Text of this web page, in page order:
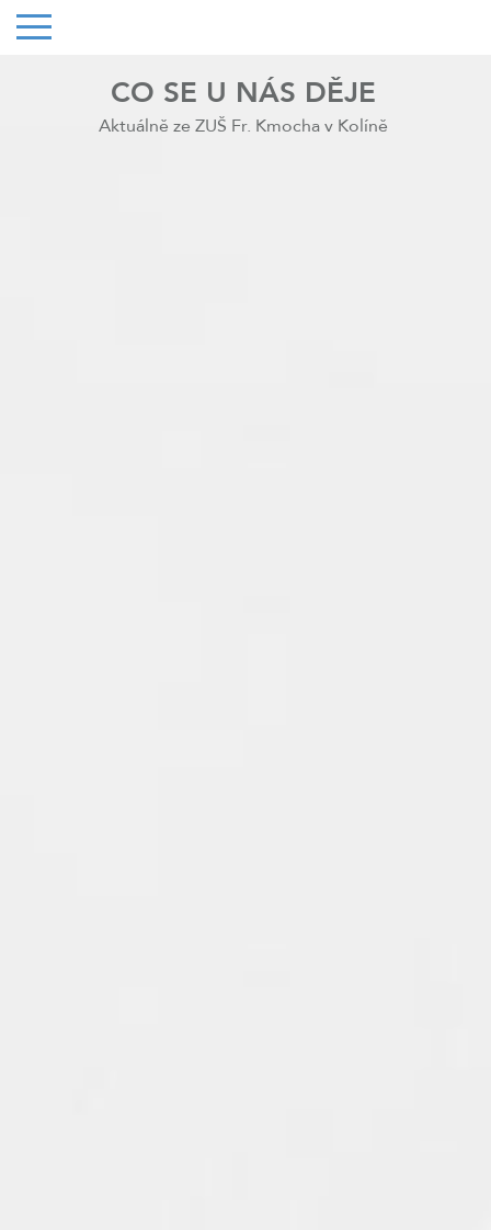
CO SE U NÁS DĚJE
Aktuálně ze ZUŠ Fr. Kmocha v Kolíně